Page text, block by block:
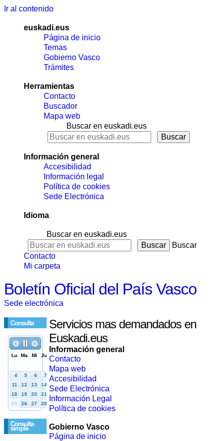
Ir al contenido
euskadi.eus
Página de inicio
Temas
Gobierno Vasco
Trámites
Herramientas
Contacto
Buscador
Mapa web
Buscar en euskadi.eus
Información general
Accesibilidad
Información legal
Política de cookies
Sede Electrónica
Idioma
Buscar en euskadi.eus
Buscar
Contacto
Mi carpeta
Boletín Oficial del País Vasco
Sede electrónica
Consulta
Consulta
simple
Servicios mas demandados en
Euskadi.eus
Información general
Contacto
Mapa web
Accesibilidad
Sede Electrónica
Información Legal
Política de cookies
Gobierno Vasco
Página de inicio